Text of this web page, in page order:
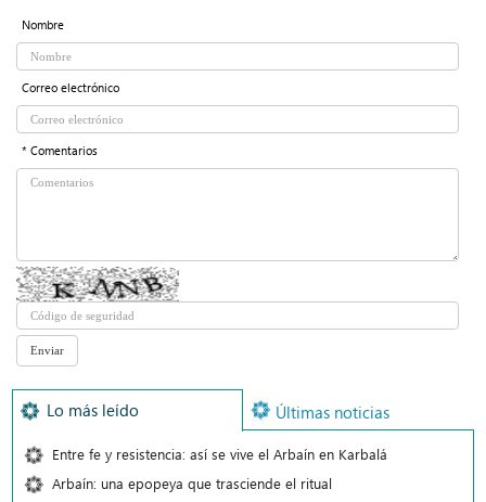
Nombre
Correo electrónico
* Comentarios
Lo más leído Últimas noticias
Entre fe y resistencia: así se vive el Arbaín en Karbalá
Arbaín: una epopeya que trasciende el ritual